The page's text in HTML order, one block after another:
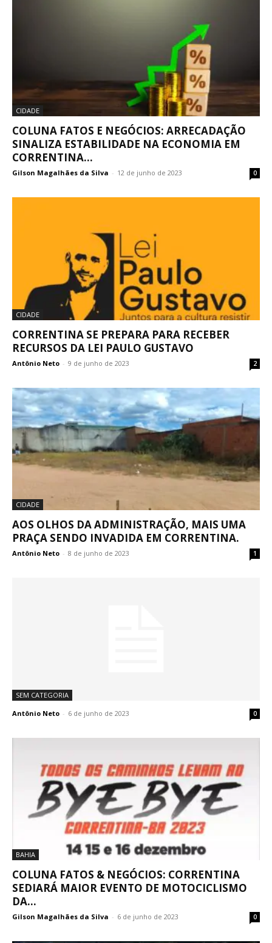
CIDADE
COLUNA FATOS E NEGÓCIOS: ARRECADAÇÃO
SINALIZA ESTABILIDADE NA ECONOMIA EM
CORRENTINA...
Gilson Magalhães da Silva - 12 de junho de 2023 0
CIDADE
CORRENTINA SE PREPARA PARA RECEBER
RECURSOS DA LEI PAULO GUSTAVO
Antônio Neto - 9 de junho de 2023 2
CIDADE
AOS OLHOS DA ADMINISTRAÇÃO, MAIS UMA
PRAÇA SENDO INVADIDA EM CORRENTINA.
Antônio Neto - 8 de junho de 2023 1
SEM CATEGORIA
Antônio Neto - 6 de junho de 2023 0
BAHIA
COLUNA FATOS & NEGÓCIOS: CORRENTINA
SEDIARÁ MAIOR EVENTO DE MOTOCICLISMO
DA...
Gilson Magalhães da Silva - 6 de junho de 2023 0